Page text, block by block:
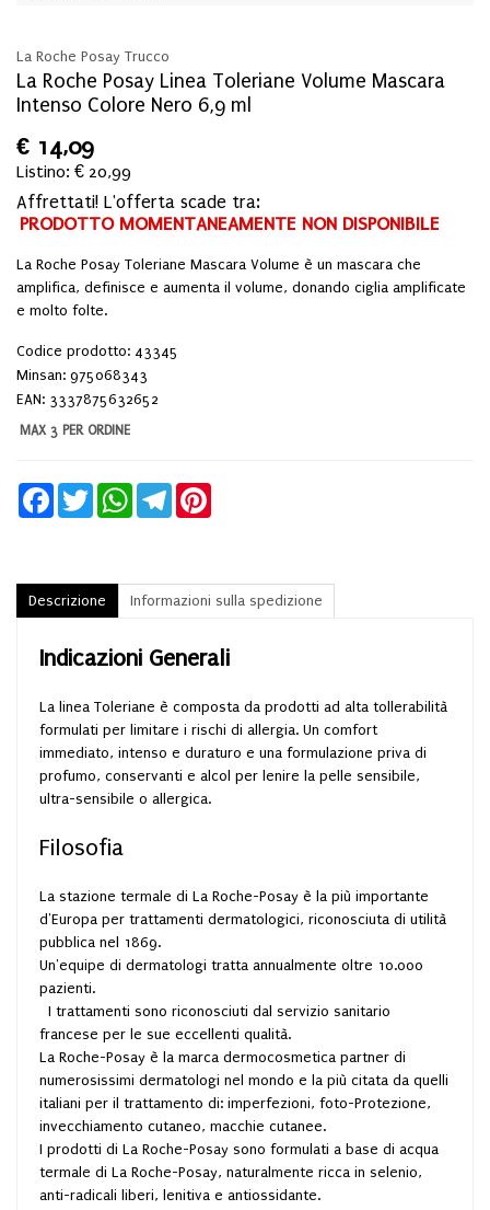
La Roche Posay Trucco
La Roche Posay Linea Toleriane Volume Mascara
Intenso Colore Nero 6,9 ml
€ 14,09
Listino: € 20,99
Affrettati! L'offerta scade tra:
PRODOTTO MOMENTANEAMENTE NON DISPONIBILE
La Roche Posay Toleriane Mascara Volume è un mascara che
amplifica, definisce e aumenta il volume, donando ciglia amplificate
e molto folte.
Codice prodotto: 43345
Minsan: 975068343
EAN: 3337875632652
MAX 3 PER ORDINE
FacebookTwitter WhatsAppTelegram
Descrizione Informazioni sulla spedizione
Indicazioni Generali
La linea Toleriane è composta da prodotti ad alta tollerabilità
formulati per limitare i rischi di allergia. Un comfort
immediato, intenso e duraturo e una formulazione priva di
profumo, conservanti e alcol per lenire la pelle sensibile,
ultra-sensibile o allergica.
Filosofia
La stazione termale di La Roche-Posay è la più importante
d'Europa per trattamenti dermatologici, riconosciuta di utilità
pubblica nel 1869.
Un'equipe di dermatologi tratta annualmente oltre 10.000
pazienti.
I trattamenti sono riconosciuti dal servizio sanitario
francese per le sue eccellenti qualità.
La Roche-Posay è la marca dermocosmetica partner di
numerosissimi dermatologi nel mondo e la più citata da quelli
italiani per il trattamento di: imperfezioni, foto-Protezione,
invecchiamento cutaneo, macchie cutanee.
I prodotti di La Roche-Posay sono formulati a base di acqua
termale di La Roche-Posay, naturalmente ricca in selenio,
anti-radicali liberi, lenitiva e antiossidante.